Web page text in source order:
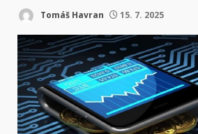
Tomáš Havran 15. 7. 2025